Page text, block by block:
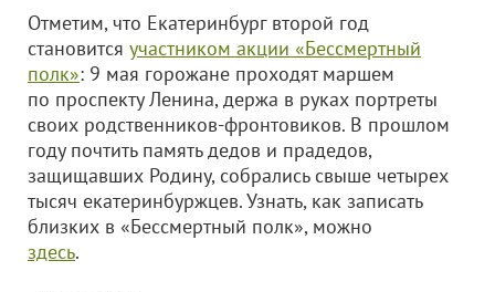
Отметим, что Екатеринбург второй год
становится участником акции «Бессмертный
полк»: 9 мая горожане проходят маршем
по проспекту Ленина, держа в руках портреты
своих родственников-фронтовиков. В прошлом
году почтить память дедов и прадедов,
защищавших Родину, собрались свыше четырех
тысяч екатеринбуржцев. Узнать, как записать
близких в «Бессмертный полк», можно
здесь.